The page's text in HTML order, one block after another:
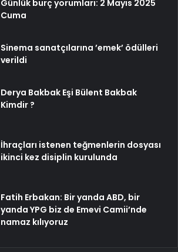
Günlük burç yorumları: 2 Mayıs 2025
Cuma
Sinema sanatçılarına ’emek’ ödülleri
verildi
Derya Bakbak Eşi Bülent Bakbak
Kimdir ?
İhraçları istenen teğmenlerin dosyası
ikinci kez disiplin kurulunda
Fatih Erbakan: Bir yanda ABD, bir
yanda YPG biz de Emevi Camii’nde
namaz kılıyoruz